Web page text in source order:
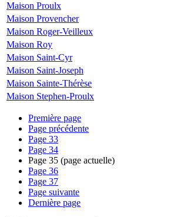
Maison Proulx
Maison Provencher
Maison Roger-Veilleux
Maison Roy
Maison Saint-Cyr
Maison Saint-Joseph
Maison Sainte-Thérèse
Maison Stephen-Proulx
Première page
Page précédente
Page 33
Page 34
Page 35 (page actuelle)
Page 36
Page 37
Page suivante
Dernière page